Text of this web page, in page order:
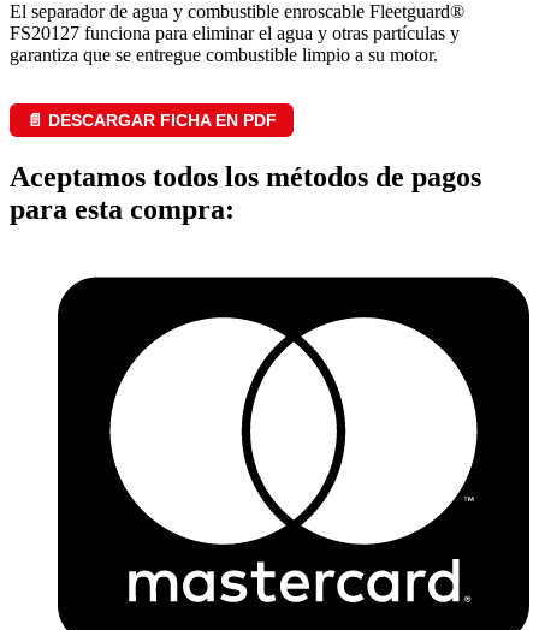
El separador de agua y combustible enroscable Fleetguard®
FS20127 funciona para eliminar el agua y otras partículas y
garantiza que se entregue combustible limpio a su motor.
📄 DESCARGAR FICHA EN PDF
Aceptamos todos los métodos de pagos
para esta compra: